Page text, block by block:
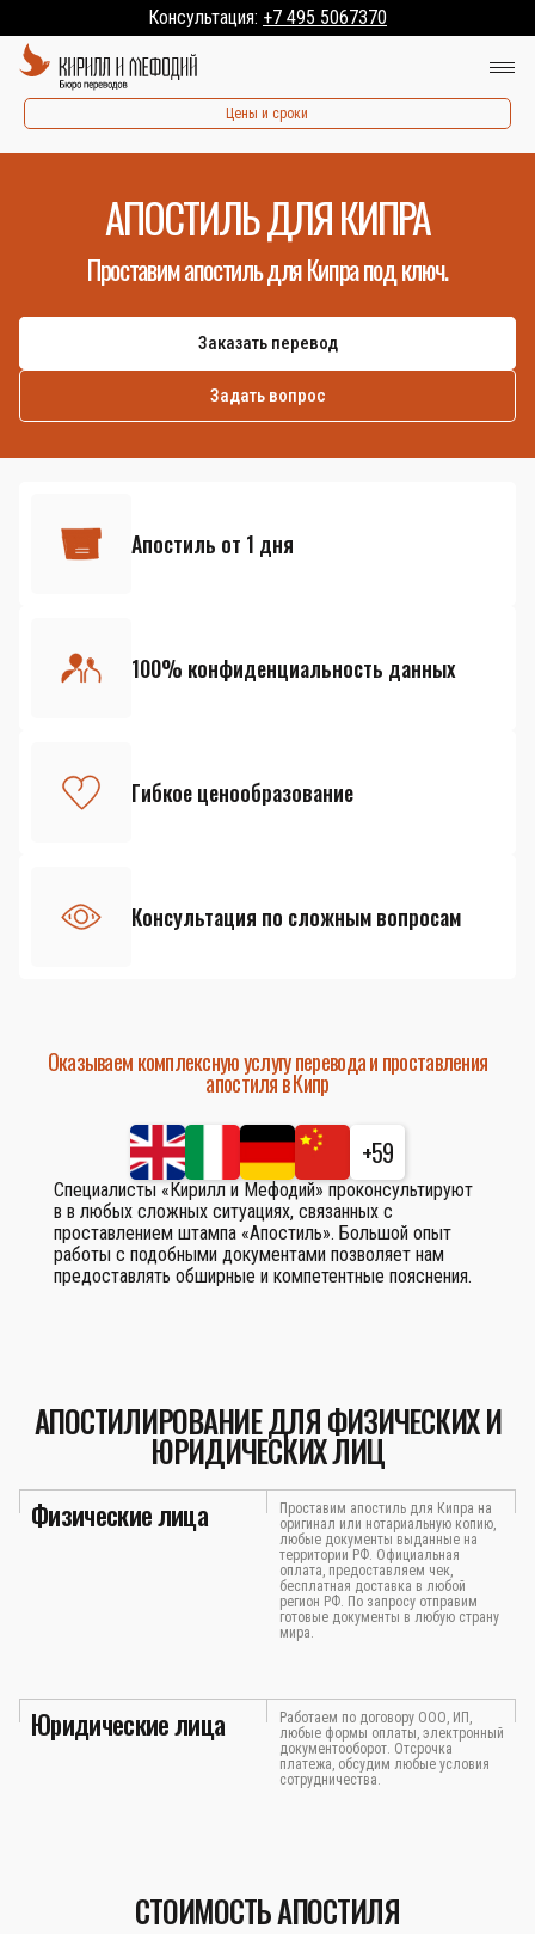
Консультация: +7 495 5067370
Цены и сроки
АПОСТИЛЬ ДЛЯ КИПРА
Проставим апостиль для Кипра под ключ.
Заказать перевод
Задать вопрос
Апостиль от 1 дня
100% конфиденциальность данных
Гибкое ценообразование
Консультация по сложным вопросам
Оказываем комплексную услугу перевода и проставления
апостиля в Кипр
+59
Специалисты «Кирилл и Мефодий» проконсультируют
в в любых сложных ситуациях, связанных с
проставлением штампа «Апостиль». Большой опыт
работы с подобными документами позволяет нам
предоставлять обширные и компетентные пояснения.
АПОСТИЛИРОВАНИЕ ДЛЯ ФИЗИЧЕСКИХ И
ЮРИДИЧЕСКИХ ЛИЦ
Физические лица
Проставим апостиль для Кипра на
оригинал или нотариальную копию,
любые документы выданные на
территории РФ. Официальная
оплата, предоставляем чек,
бесплатная доставка в любой
регион РФ. По запросу отправим
готовые документы в любую страну
мира.
Юридические лица
Работаем по договору ООО, ИП,
любые формы оплаты, электронный
документооборот. Отсрочка
платежа, обсудим любые условия
сотрудничества.
СТОИМОСТЬ АПОСТИЛЯ